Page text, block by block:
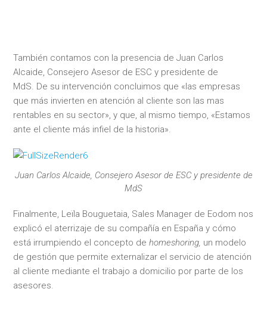
También contamos con la presencia de Juan Carlos
Alcaide, Consejero Asesor de ESC y presidente de
MdS. De su intervención concluimos que «las empresas
que más invierten en atención al cliente son las mas
rentables en su sector», y que, al mismo tiempo, «Estamos
ante el cliente más infiel de la historia».
Juan Carlos Alcaide, Consejero Asesor de ESC y presidente de
MdS
Finalmente, Leïla Bouguetaia, Sales Manager de Eodom nos
explicó el aterrizaje de su compañía en España y cómo
está irrumpiendo el concepto dehomeshoring, un modelo
de gestión que permite externalizar el servicio de atención
al cliente mediante el trabajo a domicilio por parte de los
asesores.